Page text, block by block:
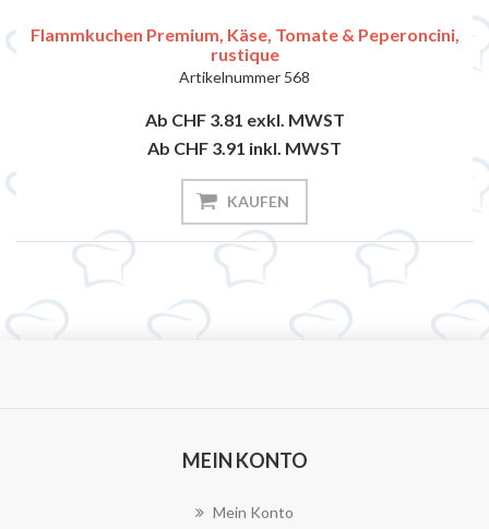
Flammkuchen Premium, Käse, Tomate & Peperoncini,
rustique
Artikelnummer 568
Ab CHF 3.81 exkl. MWST
Ab CHF 3.91 inkl. MWST
KAUFEN
MEIN KONTO
Mein Konto